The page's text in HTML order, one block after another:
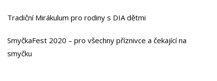
Tradiční Mirákulum pro rodiny s DIA dětmi
SmyčkaFest 2020 – pro všechny příznivce a čekající na
smyčku